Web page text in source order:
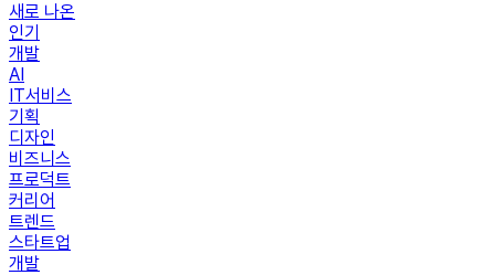
새로 나온
인기
개발
AI
IT서비스
기획
디자인
비즈니스
프로덕트
커리어
트렌드
스타트업
개발